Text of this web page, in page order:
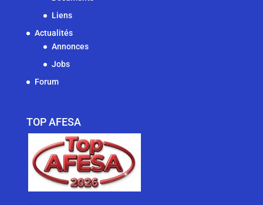
Liens
Actualités
Annonces
Jobs
Forum
TOP AFESA